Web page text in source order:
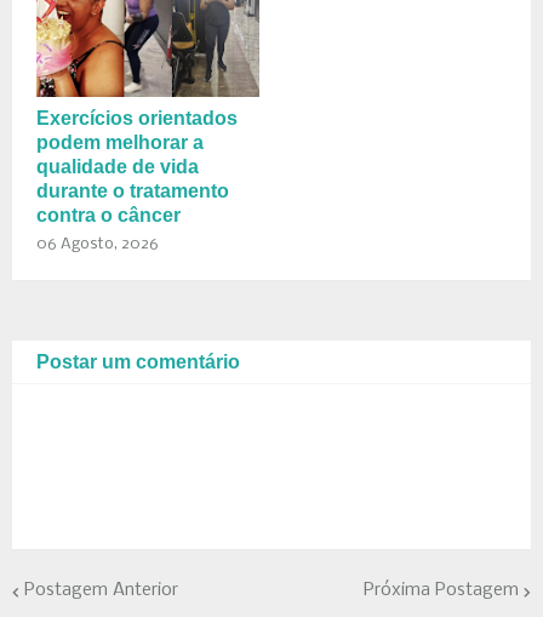
Exercícios orientados
podem melhorar a
qualidade de vida
durante o tratamento
contra o câncer
06 Agosto, 2026
Postar um comentário
Postagem Anterior Próxima Postagem